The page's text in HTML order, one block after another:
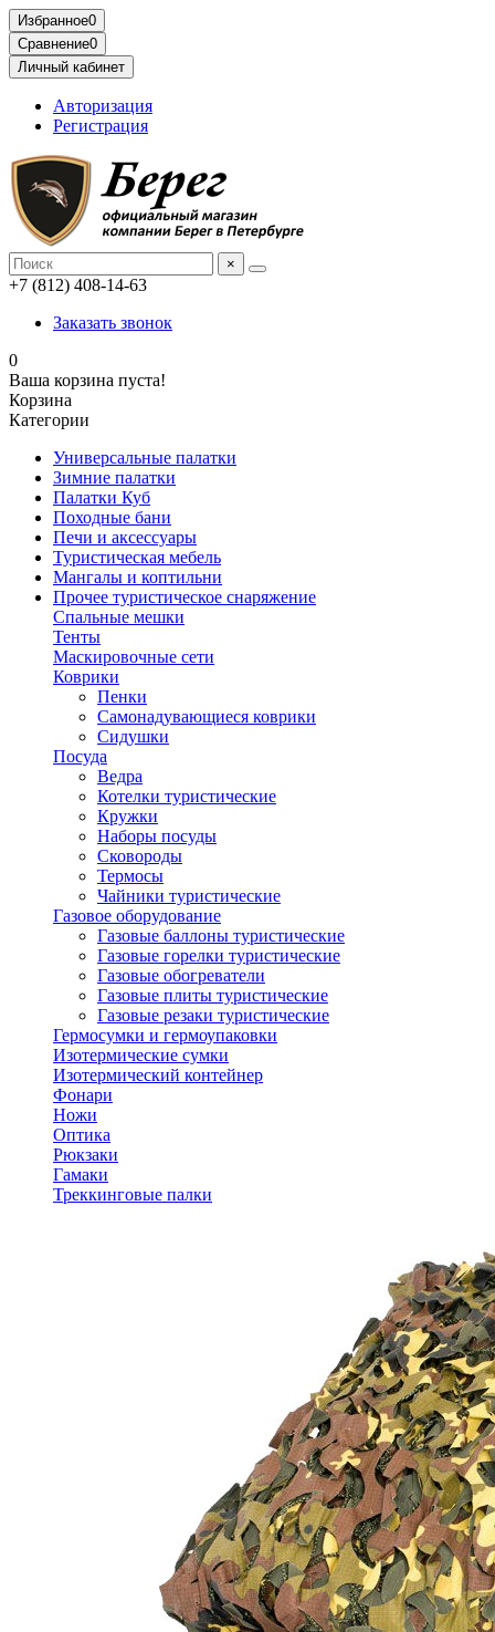
Избранное0
Сравнение0
Личный кабинет
Авторизация
Регистрация
×
+7 (812) 408-14-63
Заказать звонок
0
Ваша корзина пуста!
Корзина
Категории
Универсальные палатки
Зимние палатки
Палатки Куб
Походные бани
Печи и аксессуары
Туристическая мебель
Мангалы и коптильни
Прочее туристическое снаряжение
Спальные мешки
Тенты
Маскировочные сети
Коврики
Пенки
Самонадувающиеся коврики
Сидушки
Посуда
Ведра
Котелки туристические
Кружки
Наборы посуды
Сковороды
Термосы
Чайники туристические
Газовое оборудование
Газовые баллоны туристические
Газовые горелки туристические
Газовые обогреватели
Газовые плиты туристические
Газовые резаки туристические
Гермосумки и гермоупаковки
Изотермические сумки
Изотермический контейнер
Фонари
Ножи
Оптика
Рюкзаки
Гамаки
Треккинговые палки